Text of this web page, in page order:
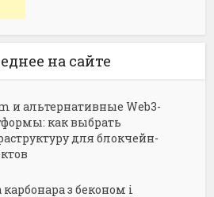
на сайте
и альтернативные Web3-
как выбрать
для блокчейн-
карбонара з беконом і